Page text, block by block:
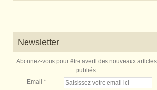
Newsletter
Abonnez-vous pour être averti des nouveaux articles
publiés.
Email